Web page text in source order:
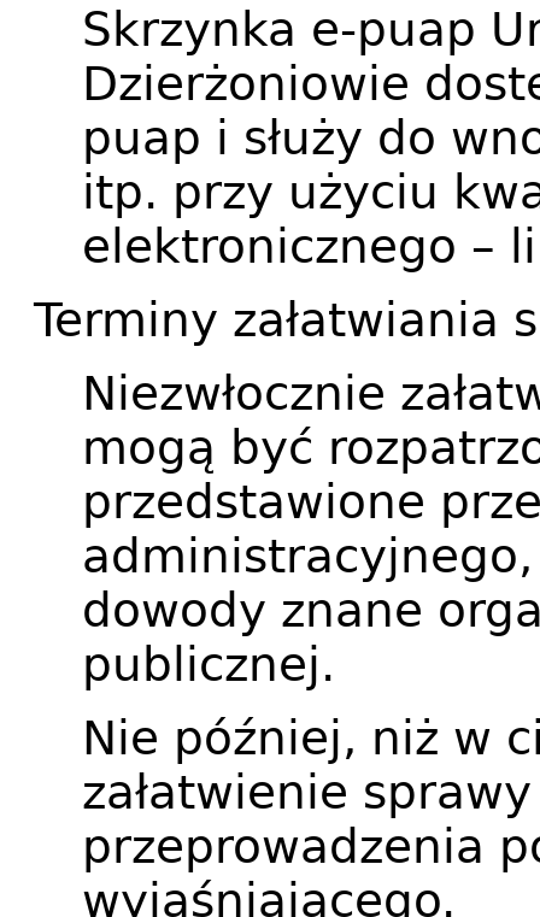
Skrzynka e-puap
Dzierżoniowie
puap i służy do
itp. przy użyciu
elektronicznego –
Terminy załatwiania
Niezwłocznie
mogą być
przedstawione
dowody znane
publicznej.
Nie później, niż w
załatwienie
przeprowadzenia
wyjaśniającego.